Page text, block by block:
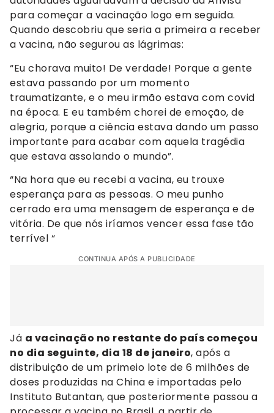
para começar a vacinação logo em seguida.
Quando descobriu que seria a primeira a receber
a vacina, não segurou as lágrimas:
“Eu chorava muito! De verdade! Porque a gente
estava passando por um momento
traumatizante, e o meu irmão estava com covid
na época. E eu também chorei de emoção, de
alegria, porque a ciência estava dando um passo
importante para acabar com aquela tragédia
que estava assolando o mundo”.
“Na hora que eu recebi a vacina, eu trouxe
esperança para as pessoas. O meu punho
cerrado era uma mensagem de esperança e de
vitória. De que nós iríamos vencer essa fase tão
terrível “
CONTINUA APÓS A PUBLICIDADE
Já a vacinação no restante do país começou
no dia seguinte, dia 18 de janeiro, após a
distribuição de um primeio lote de 6 milhões de
doses produzidas na China e importadas pelo
Instituto Butantan, que posteriormente passou a